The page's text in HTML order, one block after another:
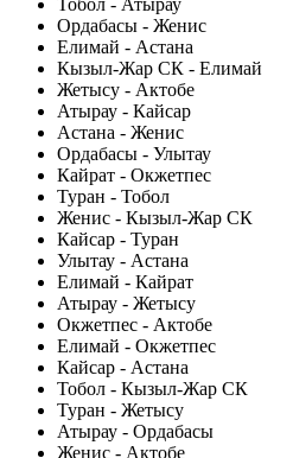
Тобол - Атырау
Ордабасы - Женис
Елимай - Астана
Кызыл-Жар СК - Елимай
Жетысу - Актобе
Атырау - Кайсар
Астана - Женис
Ордабасы - Улытау
Кайрат - Окжетпес
Туран - Тобол
Женис - Кызыл-Жар СК
Кайсар - Туран
Улытау - Астана
Елимай - Кайрат
Атырау - Жетысу
Окжетпес - Актобе
Елимай - Окжетпес
Кайсар - Астана
Тобол - Кызыл-Жар СК
Туран - Жетысу
Атырау - Ордабасы
Женис - Актобе